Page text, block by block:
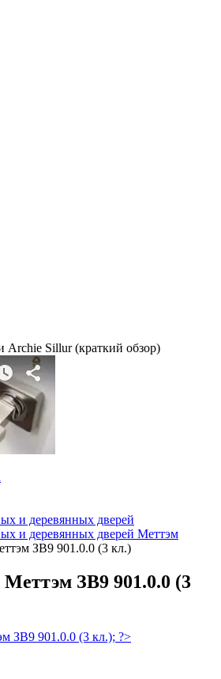
Archie Sillur (краткий обзор)
и деревянных дверей
и деревянных дверей Меттэм
ЗВ9 901.0.0 (3 кл.)
ЗВ9 901.0.0 (3